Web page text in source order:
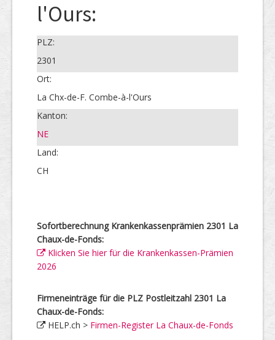
l'Ours:
PLZ:
2301
Ort:
La Chx-de-F. Combe-à-l'Ours
Kanton:
NE
Land:
CH
Sofortberechnung Krankenkassenprämien 2301 La
Chaux-de-Fonds:
Klicken Sie hier für die Krankenkassen-Prämien
2026
Firmeneinträge für die PLZ Postleitzahl 2301 La
Chaux-de-Fonds:
HELP.ch > Firmen-Register La Chaux-de-Fonds